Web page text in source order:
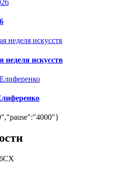
неделя искусств